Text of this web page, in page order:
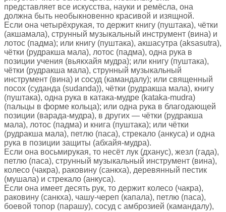
представляет все искусства, науки и ремёсла, она
должна быть необыкновенно красивой и изящной.
Если она четырёхрукая, то держит книгу (пуштака), чётки
(акшамала), струнный музыкальный инструмент (вина) и
лотос (падма); или книгу (пуштака), акшасутра (aksasutra),
чётки (рудракша мала), лотос (падма), одна рука в
позиции учения (вьякхайя мудра); или книгу (пуштака),
чётки (рудракша мала), струнный музыкальный
инструмент (вина) и сосуд (камандалу); или священный
посох (суданда (sudanda)), чётки (рудракша мала), книгу
(пуштака), одна рука в катака-мудре (kataka-mudra)
(пальцы в форме кольца); или одна рука в благодающей
позиции (варада-мудра), в других — чётки (рудракша
мала), лотос (падма) и книга (пуштака); или чётки
(рудракша мала), петлю (паса), стрекало (анкуса) и одна
рука в позиции защиты (абхайя-мудра).
Если она восьмирукая, то несёт лук (дханус), жезл (гада),
петлю (паса), струнный музыкальный инструмент (вина),
колесо (чакра), раковину (санкха), деревянный пестик
(мушала) и стрекало (анкуса).
Если она имеет десять рук, то держит колесо (чакра),
раковину (санкха), чашу-череп (капала), петлю (паса),
боевой топор (парашу), сосуд с амброзией (камандалу),